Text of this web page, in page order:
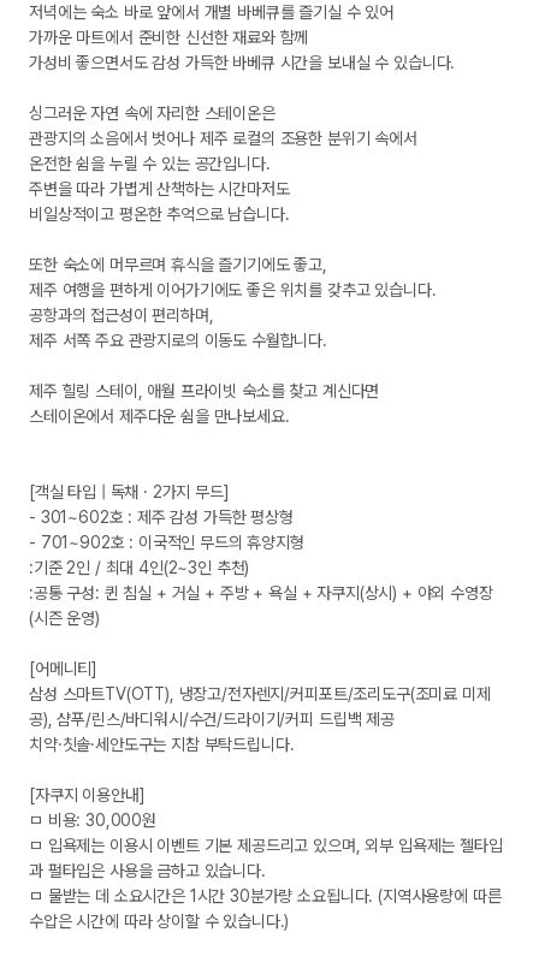
저녁에는 숙소 바로 앞에서 개별 바베큐를 즐기실 수 있어
가까운 마트에서 준비한 신선한 재료와 함께
가성비 좋으면서도 감성 가득한 바베큐 시간을 보내실 수 있습니다.
싱그러운 자연 속에 자리한 스테이온은
관광지의 소음에서 벗어나 제주 로컬의 조용한 분위기 속에서
온전한 쉼을 누릴 수 있는 공간입니다.
주변을 따라 가볍게 산책하는 시간마저도
비일상적이고 평온한 추억으로 남습니다.
또한 숙소에 머무르며 휴식을 즐기기에도 좋고,
제주 여행을 편하게 이어가기에도 좋은 위치를 갖추고 있습니다.
공항과의 접근성이 편리하며,
제주 서쪽 주요 관광지로의 이동도 수월합니다.
제주 힐링 스테이, 애월 프라이빗 숙소를 찾고 계신다면
스테이온에서 제주다운 쉼을 만나보세요.
[객실 타입 | 독채 · 2가지 무드]
- 301~602호 : 제주 감성 가득한 평상형
- 701~902호 : 이국적인 무드의 휴양지형
:기준 2인 / 최대 4인(2~3인 추천)
:공통 구성: 퀸 침실 + 거실 + 주방 + 욕실 + 자쿠지(상시) + 야외 수영장
(시즌 운영)
[어메니티]
삼성 스마트TV(OTT), 냉장고/전자렌지/커피포트/조리도구(조미료 미제
공), 샴푸/린스/바디워시/수건/드라이기/커피 드립백 제공
치약·칫솔·세안도구는 지참 부탁드립니다.
[자쿠지 이용안내]
ㅁ 비용: 30,000원
ㅁ 입욕제는 이용시 이벤트 기본 제공드리고 있으며, 외부 입욕제는 젤타입
과 펄타입은 사용을 금하고 있습니다.
ㅁ 물받는 데 소요시간은 1시간 30분가량 소요됩니다. (지역사용량에 따른
수압은 시간에 따라 상이할 수 있습니다.)